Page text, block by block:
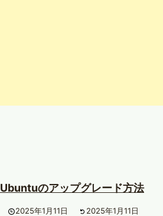
Ubuntuのアップグレード方法
2025年1月11日 2025年1月11日